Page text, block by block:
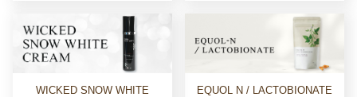
WICKED SNOW WHITE
EQUOL N / LACTOBIONATE